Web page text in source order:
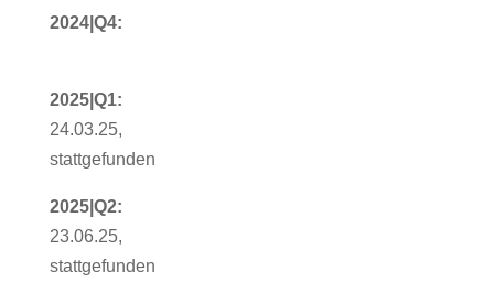
2024|Q4:
2025|Q1:
24.03.25,
stattgefunden
2025|Q2:
23.06.25,
stattgefunden